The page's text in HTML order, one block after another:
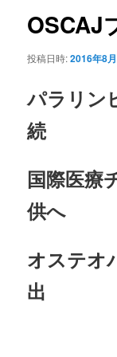
ー
ョ
OSCAJ
投稿日時:2016年8
パラリン
続
国際医療
供へ
オステオ
出